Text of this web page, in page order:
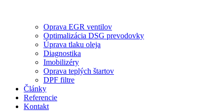
Oprava EGR ventilov
Optimalizácia DSG prevodovky
Úprava tlaku oleja
Diagnostika
Imobilizéry
Oprava teplých štartov
DPF filtre
Články
Referencie
Kontakt